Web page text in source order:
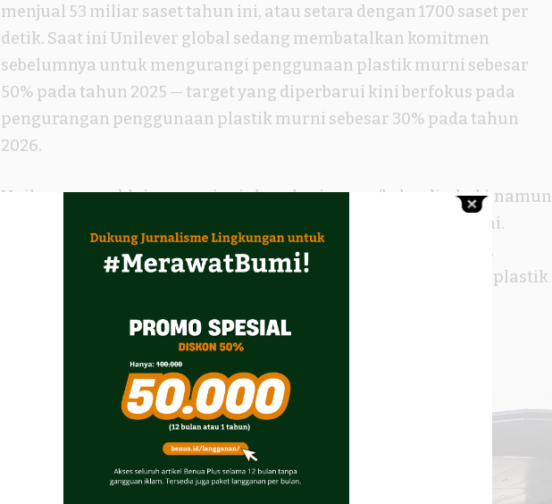
menjual 53 miliar saset tahun ini, atau setara dengan 1700 saset per
detik. Saat ini Unilever global sedang membatalkan komitmen
sebelumnya untuk mengurangi penggunaan plastik murni sebesar
50% pada tahun 2025 — target yang diperbarui kini berfokus pada
pengurangan penggunaan plastik murni sebesar 30% pada tahun
2026.
Unilever mengklaim menginginkan dunia yang ‘bebas limbah’, namun
99,8% kemasan plastiknya saat ini adalah kemasan sekali pakai.
Analisis Greenpeace menunjukkan bahwa dengan laju saat ini,
dibutuhkan waktu lebih dari tahun 3000 sebelum 100% produk plastik